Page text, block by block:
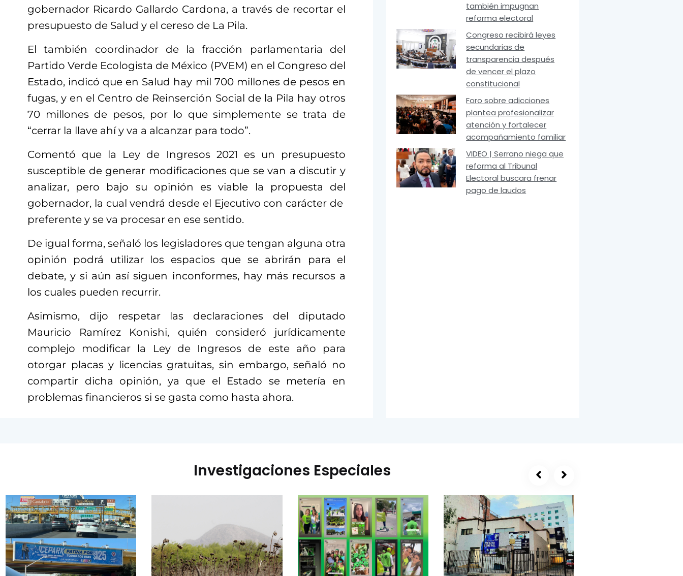
gobernador Ricardo Gallardo Cardona, a través de recortar el
presupuesto de Salud y el cereso de La Pila.
El también coordinador de la fracción parlamentaria del
Partido Verde Ecologista de México (PVEM) en el Congreso del
Estado, indicó que en Salud hay mil 700 millones de pesos en
fugas, y en el Centro de Reinserción Social de la Pila hay otros
70 millones de pesos, por lo que simplemente se trata de
“cerrar la llave ahí y va a alcanzar para todo”.
Comentó que la Ley de Ingresos 2021 es un presupuesto
susceptible de generar modificaciones que se van a discutir y
analizar, pero bajo su opinión es viable la propuesta del
gobernador, la cual vendrá desde el Ejecutivo con carácter de
preferente y se va procesar en ese sentido.
De igual forma, señaló los legisladores que tengan alguna otra
opinión podrá utilizar los espacios que se abrirán para el
debate, y si aún así siguen inconformes, hay más recursos a
los cuales pueden recurrir.
Asimismo, dijo respetar las declaraciones del diputado
Mauricio Ramírez Konishi, quién consideró jurídicamente
complejo modificar la Ley de Ingresos de este año para
otorgar placas y licencias gratuitas, sin embargo, señaló no
compartir dicha opinión, ya que el Estado se metería en
problemas financieros si se gasta como hasta ahora.
también impugnan
reforma electoral
Congreso recibirá leyes
secundarias de
transparencia después
de vencer el plazo
constitucional
Foro sobre adicciones
plantea profesionalizar
atención y fortalecer
acompañamiento familiar
VIDEO | Serrano niega que
reforma al Tribunal
Electoral buscara frenar
pago de laudos
Investigaciones Especiales